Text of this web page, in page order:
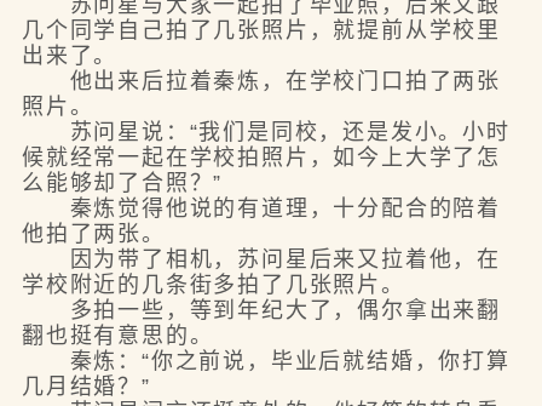
苏问星与大家一起拍了毕业照，后来又跟
几个同学自己拍了几张照片，就提前从学校里
出来了。
他出来后拉着秦炼，在学校门口拍了两张
照片。
苏问星说：“我们是同校，还是发小。小时
候就经常一起在学校拍照片，如今上大学了怎
么能够却了合照？”
秦炼觉得他说的有道理，十分配合的陪着
他拍了两张。
因为带了相机，苏问星后来又拉着他，在
学校附近的几条街多拍了几张照片。
多拍一些，等到年纪大了，偶尔拿出来翻
翻也挺有意思的。
秦炼：“你之前说，毕业后就结婚，你打算
几月结婚？”